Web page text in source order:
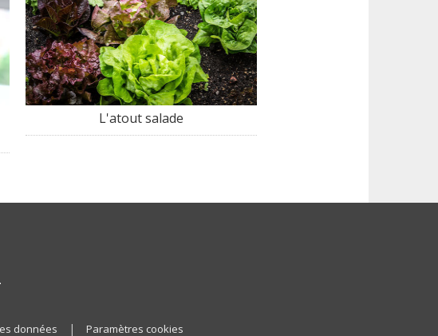
L'atout salade
données | Paramètres cookies